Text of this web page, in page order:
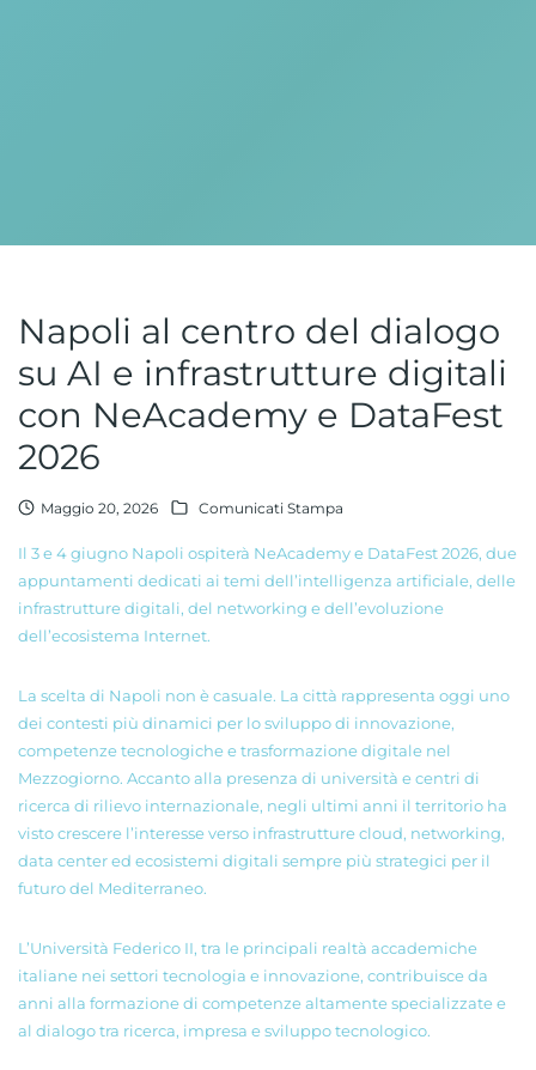
Napoli al centro del dialogo
su AI e infrastrutture digitali
con NeAcademy e DataFest
2026
Maggio 20, 2026 Comunicati Stampa
Il 3 e 4 giugno Napoli ospiterà NeAcademy e DataFest 2026, due
appuntamenti dedicati ai temi dell’intelligenza artificiale, delle
infrastrutture digitali, del networking e dell’evoluzione
dell’ecosistema Internet.
La scelta di Napoli non è casuale. La città rappresenta oggi uno
dei contesti più dinamici per lo sviluppo di innovazione,
competenze tecnologiche e trasformazione digitale nel
Mezzogiorno. Accanto alla presenza di università e centri di
ricerca di rilievo internazionale, negli ultimi anni il territorio ha
visto crescere l’interesse verso infrastrutture cloud, networking,
data center ed ecosistemi digitali sempre più strategici per il
futuro del Mediterraneo.
L’Università Federico II, tra le principali realtà accademiche
italiane nei settori tecnologia e innovazione, contribuisce da
anni alla formazione di competenze altamente specializzate e
al dialogo tra ricerca, impresa e sviluppo tecnologico.